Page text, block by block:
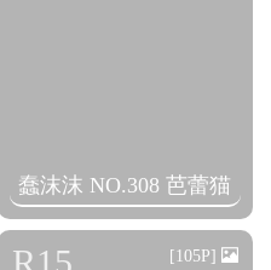
蠢沫沫 NO.308 芭蕾猫
[105P]